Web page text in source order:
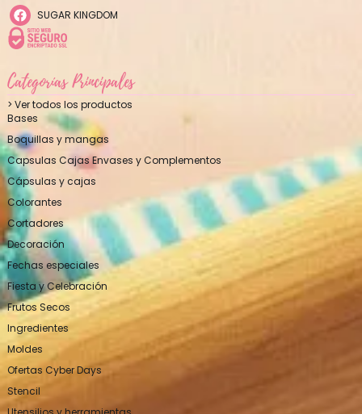
SUGAR KINGDOM
Categorías Principales
> Ver todos los productos
Bases
Boquillas y mangas
Capsulas Cajas Envases y Complementos
Cápsulas y cajas
Colorantes
Cortadores
Decoración
Fechas especiales
Fiesta y Celebración
Frutos Secos
Ingredientes
Moldes
Ofertas Cyber Days
Stencil